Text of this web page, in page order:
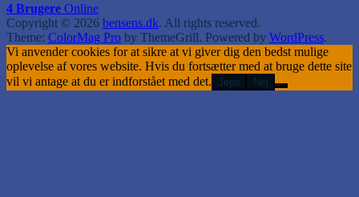
4 Brugere Online
Copyright © 2026 bensens.dk. All rights reserved.
Theme: ColorMag Pro by ThemeGrill. Powered by WordPress.
Vi anvender cookies for at sikre at vi giver dig den bedst mulige
oplevelse af vores website. Hvis du fortsætter med at bruge dette site
vil vi antage at du er indforstået med det. Jeps Nej